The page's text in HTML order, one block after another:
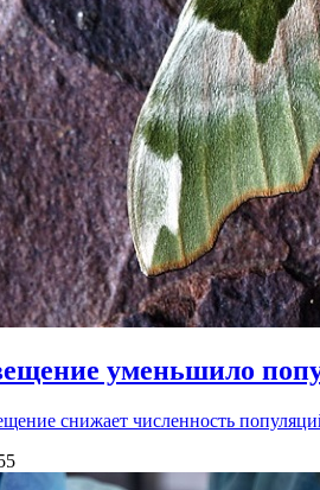
уменьшило
снижает численность